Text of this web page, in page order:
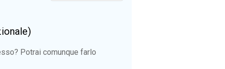
Potrai comunque farlo